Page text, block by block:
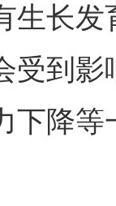
生长发
受到影
降等